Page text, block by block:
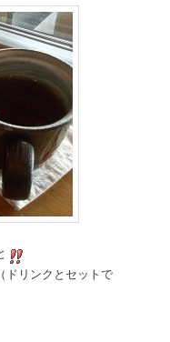
（ドリンクとセットで